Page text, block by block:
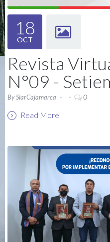
18
OCT
Revista
N°09 -
BySiarCajamarca 0
Read More